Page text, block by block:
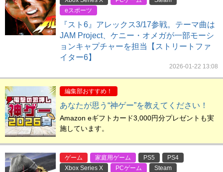
eスポーツ
『スト6』アレックス3/17参戦。テーマ曲は
JAM Project、ケニー・オメガが一部モーシ
ョンキャプチャーを担当【ストリートファ
イター6】
2026-01-22 13:08
編集部おすすめ！
あなたが思う“神ゲー”を教えてください！
Amazon eギフトカード3,000円分プレゼントも実
施しています。
ゲーム 家庭用ゲーム PS5
PS4
Xbox Series X
PCゲーム
Steam